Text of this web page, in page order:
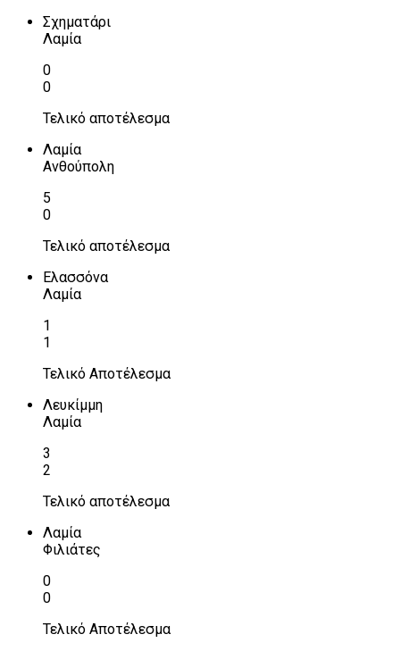
Σχηματάρι
Λαμία
0
0
Τελικό αποτέλεσμα
Λαμία
Ανθούπολη
5
0
Τελικό αποτέλεσμα
Ελασσόνα
Λαμία
1
1
Τελικό Αποτέλεσμα
Λευκίμμη
Λαμία
3
2
Τελικό αποτέλεσμα
Λαμία
Φιλιάτες
0
0
Τελικό Αποτέλεσμα